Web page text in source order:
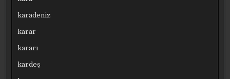
karadeniz
karar
kararı
kardeş